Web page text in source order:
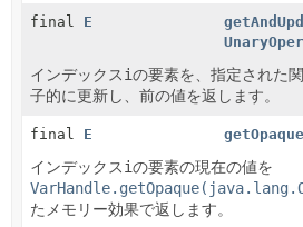
final E
インデックスiの要素を、指定された
子的に更新し、前の値を返します。
final E getOpaque
インデックスiの要素の現在の値を
たメモリー効果で返します。